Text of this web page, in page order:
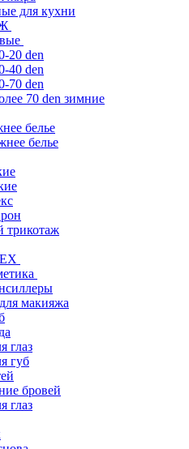
для кухни
20 den
40 den
70 den
70 den зимние
белье
белье
трикотаж
макияжа
глаз
губ
бровей
глаз